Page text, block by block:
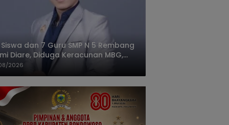
Siswa dan 7 Guru SMP N 5 Rembang
Diare, Diduga Keracunan MBG,
Harus Tanggung Jawab
2026